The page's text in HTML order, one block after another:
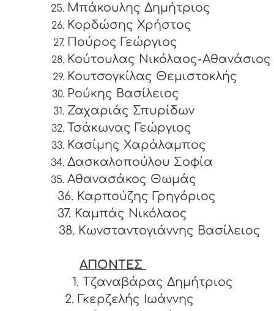
Μπάκουλης Δημήτριος
Κορδώσης Χρήστος
Πούρος Γεώργιος
Κούτουλας Νικόλαος-Αθανάσιος
Κουτσογκίλας Θεμιστοκλής
Ρούκης Βασίλειος
Ζαχαριάς Σπυρίδων
Τσάκωνας Γεώργιος
Κασίμης Χαράλαμπος
Δασκαλοπούλου Σοφία
Αθανασάκος Θωμάς
36. Καρπούζης Γρηγόριος
37. Καμπάς Νικόλαος
38. Κωνσταντογιάννης Βασίλειος
ΑΠΟΝΤΕΣ
1. Τζαναβάρας Δημήτριος
2. Γκερζελής Ιωάννης